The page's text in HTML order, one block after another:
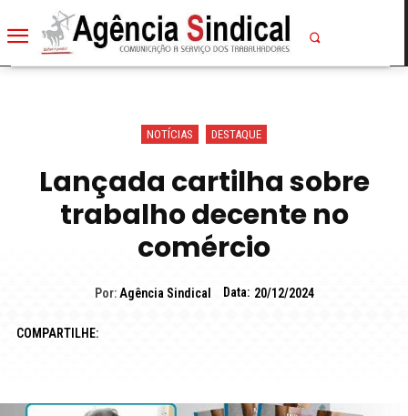
NOTÍCIAS DESTAQUE
Lançada cartilha sobre
trabalho decente no
comércio
Por: Agência Sindical Data: 20/12/2024
COMPARTILHE: